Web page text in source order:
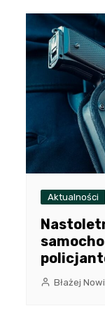
Aktualności
Błażej